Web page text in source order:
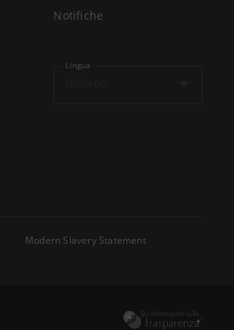
Notifiche
Lingua
Modern Slavery Statement